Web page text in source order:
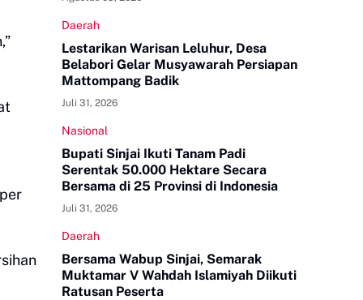
Daerah
Lestarikan Warisan Leluhur, Desa
Belabori Gelar Musyawarah Persiapan
Mattompang Badik
Juli 31, 2026
Nasional
Bupati Sinjai Ikuti Tanam Padi
Serentak 50.000 Hektare Secara
Bersama di 25 Provinsi di Indonesia
Juli 31, 2026
Daerah
Bersama Wabup Sinjai, Semarak
Muktamar V Wahdah Islamiyah Diikuti
Ratusan Peserta